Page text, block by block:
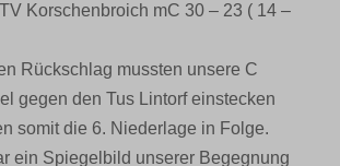
Korschenbroich mC 30 – 23 ( 14 –
Rückschlag mussten unsere C
gegen den Tus Lintorf einstecken
somit die 6. Niederlage in Folge.
ein Spiegelbild unserer Begegnung